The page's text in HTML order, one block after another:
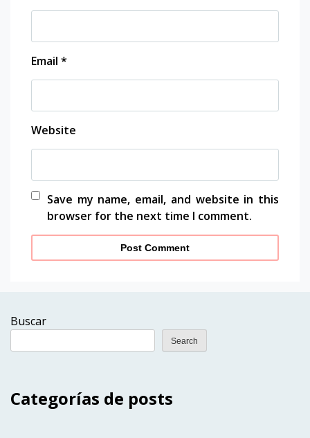
Email *
Website
Save my name, email, and website in this
browser for the next time I comment.
Buscar
Search
Categorías de posts